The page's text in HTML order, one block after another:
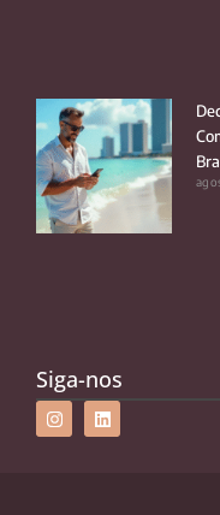
Siga-nos